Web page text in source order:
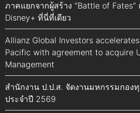
ภาคแยกจากผู้สร้าง “Battle of
Disney+ ที่นี่ที่เดียว
Allianz Global Investors
Pacific with agreement to acquire
Management
สำนักงาน ป.ป.ส. จัดงานมหกรรมกอง
ประจำปี 2569